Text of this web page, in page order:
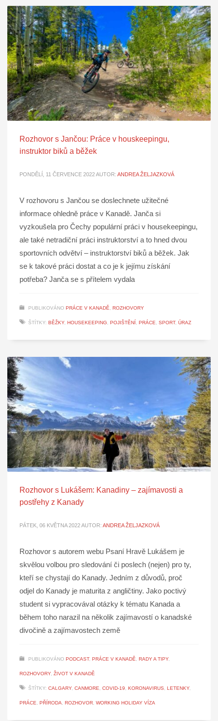
Rozhovor s Jančou: Práce v houskeepingu,
instruktor biků a běžek
PONDĚLÍ, 11 ČERVENCE 2022AUTOR: ANDREA ŽELJAZKOVÁ
V rozhovoru s Jančou se doslechnete užitečné
informace ohledně práce v Kanadě. Janča si
vyzkoušela pro Čechy populární práci v housekeepingu,
ale také netradiční práci instruktorství a to hned dvou
sportovních odvětví – instruktorství biků a běžek. Jak
se k takové práci dostat a co je k jejímu získání
potřeba? Janča se s přítelem vydala
PUBLIKOVÁNO PRÁCE V KANADĚ, ROZHOVORY
ŠTÍTKY: BĚŽKY, HOUSEKEEPING, POJIŠTĚNÍ, PRÁCE, SPORT, ÚRAZ
Rozhovor s Lukášem: Kanadiny – zajímavosti a
postřehy z Kanady
PÁTEK, 06 KVĚTNA 2022AUTOR: ANDREA ŽELJAZKOVÁ
Rozhovor s autorem webu Psaní Hravě Lukášem je
skvělou volbou pro sledování či poslech (nejen) pro ty,
kteří se chystají do Kanady. Jedním z důvodů, proč
odjel do Kanady je maturita z angličtiny. Jako poctivý
student si vypracovával otázky k tématu Kanada a
během toho narazil na několik zajímavostí o kanadské
divočině a zajímavostech země
PUBLIKOVÁNO PODCAST, PRÁCE V KANADĚ, RADY A TIPY,
ROZHOVORY, ŽIVOT V KANADĚ
ŠTÍTKY: CALGARY, CANMORE, COVID-19, KORONAVIRUS, LETENKY,
PRÁCE, PŘÍRODA, ROZHOVOR, WORKING HOLIDAY VÍZA